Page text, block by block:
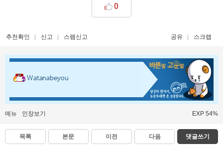
0
추천확인 신고 스팸신고 공유 스크랩
Watanabeyou
메뉴 인장보기 EXP 54%
목록 본문 이전 다음 댓글쓰기